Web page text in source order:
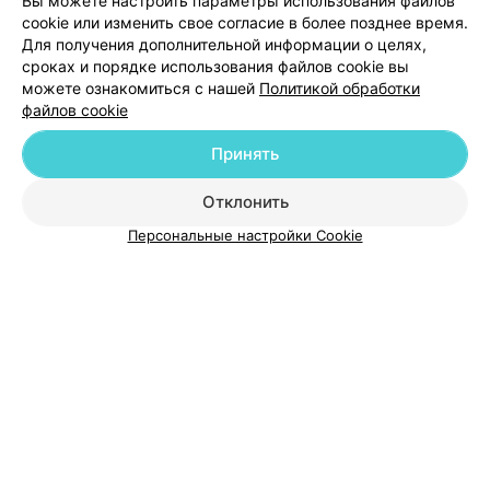
Добавить компанию
cookie или изменить свое согласие в более позднее время.
Для получения дополнительной информации о целях,
сроках и порядке использования файлов cookie вы
можете ознакомиться с нашей Политикой обработки
файлов cookie
Отклонить
Принять
Персональные настройки Cookie